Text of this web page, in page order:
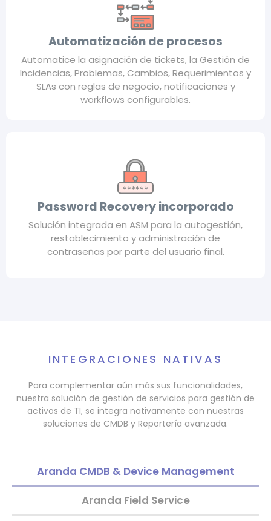
Automatización de procesos
Automatice la asignación de tickets, la Gestión de
Incidencias, Problemas, Cambios, Requerimientos y
SLAs con reglas de negocio, notificaciones y
workflows configurables.
Password Recovery incorporado
Solución integrada en ASM para la autogestión,
restablecimiento y administración de
contraseñas por parte del usuario final.
INTEGRACIONES NATIVAS
Para complementar aún más sus funcionalidades,
nuestra solución de gestión de servicios para gestión de
activos de TI, se integra nativamente con nuestras
soluciones de CMDB y Reportería avanzada.
Aranda CMDB & Device Management
Aranda Field Service